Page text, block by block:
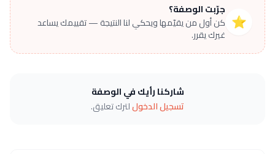
⭐
جرّبت الوصفة؟
كن أول من يقيّمها ويحكي لنا النتيجة — تقييمك يساعد
غيرك يقرر.
شاركنا رأيك في الوصفة
تسجيل الدخوللترك تعليق.